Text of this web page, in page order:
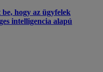
hogy az ügyfelek
intelligencia alapú